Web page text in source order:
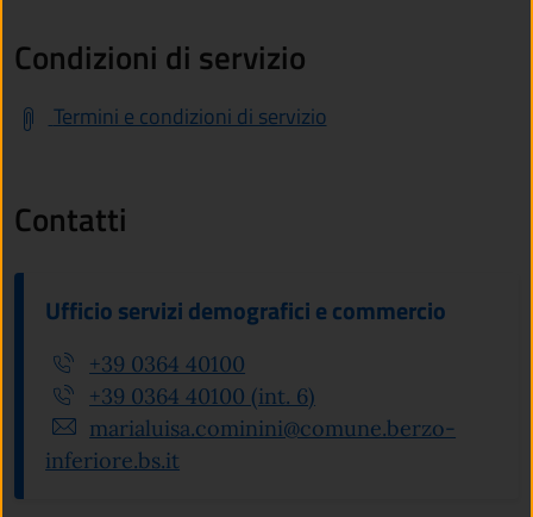
Condizioni di servizio
Termini e condizioni di servizio
Contatti
Ufficio servizi demografici e commercio
+39 0364 40100
+39 0364 40100 (int. 6)
marialuisa.cominini@comune.berzo-
inferiore.bs.it